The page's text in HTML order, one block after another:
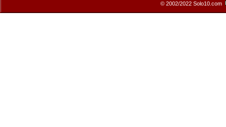
© 2002/2022 Solo10.com